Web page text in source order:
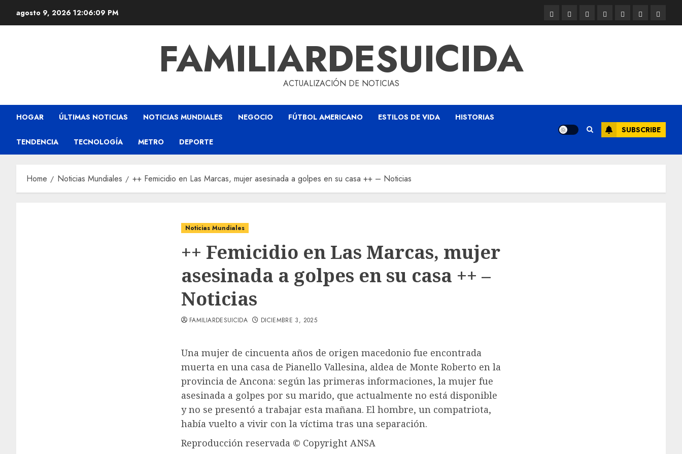
agosto 9, 2026 12:06:09 PM
FAMILIARDESUICIDA
ACTUALIZACIÓN DE NOTICIAS
HOGAR ÚLTIMAS NOTICIAS NOTICIAS MUNDIALES NEGOCIO FÚTBOL AMERICANO ESTILOS DE VIDA HISTORIAS
TENDENCIA TECNOLOGÍA METRO DEPORTE
SUBSCRIBE
Home Noticias Mundiales ++ Femicidio en Las Marcas, mujer asesinada a golpes en su casa ++ – Noticias
Noticias Mundiales
++ Femicidio en Las Marcas, mujer
asesinada a golpes en su casa ++ –
Noticias
FAMILIARDESUICIDA DICIEMBRE 3, 2025
Una mujer de cincuenta años de origen macedonio fue encontrada
muerta en una casa de Pianello Vallesina, aldea de Monte Roberto en la
provincia de Ancona: según las primeras informaciones, la mujer fue
asesinada a golpes por su marido, que actualmente no está disponible
y no se presentó a trabajar esta mañana. El hombre, un compatriota,
había vuelto a vivir con la víctima tras una separación.
Reproducción reservada © Copyright ANSA